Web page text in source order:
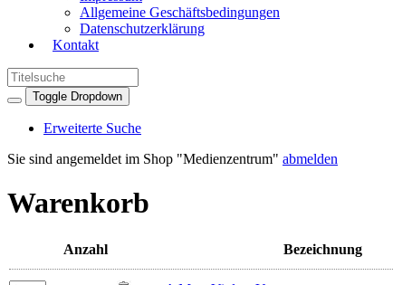
Allgemeine Geschäftsbedingungen
Datenschutzerklärung
Kontakt
Toggle Dropdown
Erweiterte Suche
Sie sind angemeldet im Shop "Medienzentrum" abmelden
Warenkorb
Anzahl Bezeichnung